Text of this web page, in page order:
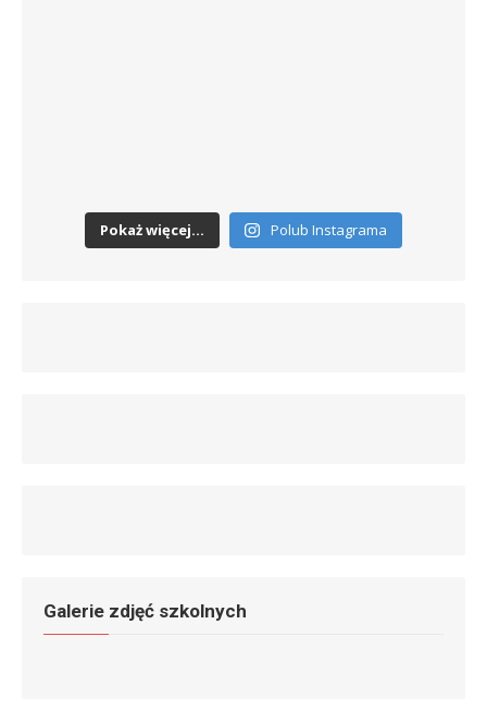
Pokaż więcej... Polub Instagrama
Galerie zdjęć szkolnych